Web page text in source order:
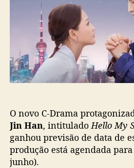
i
c
a
ç
ã
O novo C-Drama
Jin Han, intituladoHello My
ganhou previsão de data de
produção está agendada
junho).